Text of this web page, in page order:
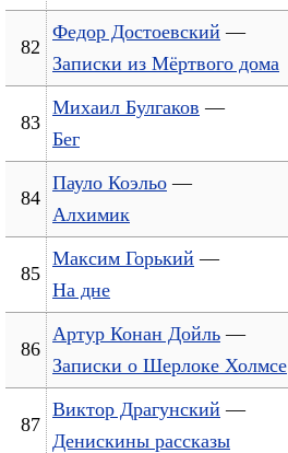
82
Федор Достоевский —
Записки из Мёртвого дома
83
Михаил Булгаков —
Бег
84
Пауло Коэльо —
Алхимик
85
Максим Горький —
На дне
86
Артур Конан Дойль —
Записки о Шерлоке Холмсе
87
Виктор Драгунский —
Денискины рассказы